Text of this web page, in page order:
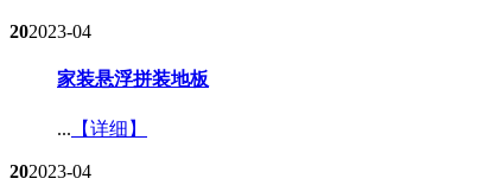
202023-04
家装悬浮拼装地板​
... 【详细】
202023-04